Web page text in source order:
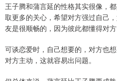
王子腾和蒲言延的性格其实很像，
取更多的关心，希望对方强过自己
友是很顺畅的，因为彼此都懂得对方
可谈恋爱时，自己想要的，对方也
对方主动，这就容易出问题。